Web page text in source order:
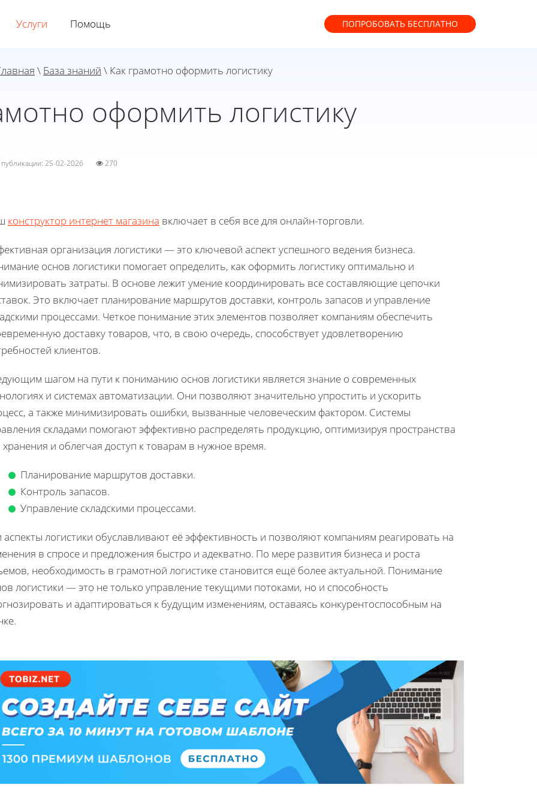
Услуги Помощь ПОПРОБОВАТЬ БЕСПЛАТНО
\ База знаний \ Как грамотно оформить логистику
оформить логистику
публикации: 25-02-2026 270
конструктор интернет магазина включает в себя все для онлайн-торговли.
организация логистики — это ключевой аспект успешного ведения бизнеса.
основ логистики помогает определить, как оформить логистику оптимально и
затраты. В основе лежит умение координировать все составляющие цепочки
Это включает планирование маршрутов доставки, контроль запасов и управление
процессами. Четкое понимание этих элементов позволяет компаниям обеспечить
доставку товаров, что, в свою очередь, способствует удовлетворению
клиентов.
шагом на пути к пониманию основ логистики является знание о современных
и системах автоматизации. Они позволяют значительно упростить и ускорить
а также минимизировать ошибки, вызванные человеческим фактором. Системы
складами помогают эффективно распределять продукцию, оптимизируя пространства
хранения и облегчая доступ к товарам в нужное время.
Планирование маршрутов доставки.
Контроль запасов.
Управление складскими процессами.
аспекты логистики обуславливают её эффективность и позволяют компаниям реагировать на
в спросе и предложения быстро и адекватно. По мере развития бизнеса и роста
необходимость в грамотной логистике становится ещё более актуальной. Понимание
логистики — это не только управление текущими потоками, но и способность
и адаптироваться к будущим изменениям, оставаясь конкурентоспособным на